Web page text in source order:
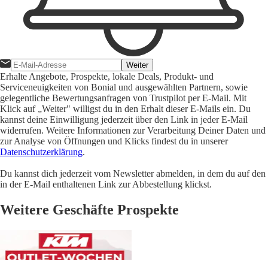
Weiter
Erhalte Angebote, Prospekte, lokale Deals, Produkt- und
Serviceneuigkeiten von Bonial und ausgewählten Partnern, sowie
gelegentliche Bewertungsanfragen von Trustpilot per E-Mail. Mit
Klick auf „Weiter" willigst du in den Erhalt dieser E-Mails ein. Du
kannst deine Einwilligung jederzeit über den Link in jeder E-Mail
widerrufen. Weitere Informationen zur Verarbeitung Deiner Daten und
zur Analyse von Öffnungen und Klicks findest du in unserer
Datenschutzerklärung.
Du kannst dich jederzeit vom Newsletter abmelden, in dem du auf den
in der E-Mail enthaltenen Link zur Abbestellung klickst.
Weitere Geschäfte Prospekte